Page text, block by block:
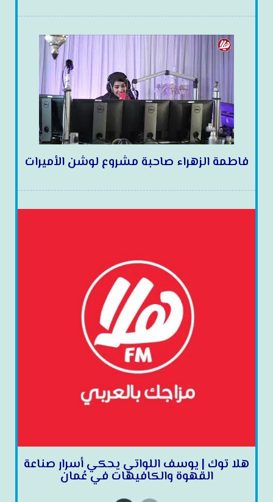
فاطمة الزهراء صاحبة مشروع لوشن الأميرات
هلا توك | يوسف اللواتي يحكي أسرار صناعة
القهوة والكافيهات في عُمان